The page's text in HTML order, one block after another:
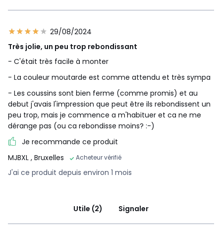
29/08/2024
Très jolie, un peu trop rebondissant
- C'était très facile à monter
- La couleur moutarde est comme attendu et très sympa
- Les coussins sont bien ferme (comme promis) et au
debut j'avais l'impression que peut être ils rebondissent un
peu trop, mais je commence a m'habituer et ca ne me
dérange pas (ou ca rebondisse moins? :-)
Je recommande ce produit
MJBXL , Bruxelles Acheteur vérifié
J'ai ce produit depuis environ 1 mois
Utile (2) Signaler